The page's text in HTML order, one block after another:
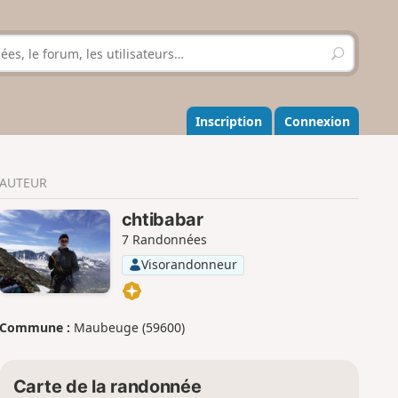
R
e
h
e
r
r
Inscription Connexion
AUTEUR
chtibabar
7 Randonnées
Visorandonneur
Commune : Maubeuge (59600)
Carte de la randonnée